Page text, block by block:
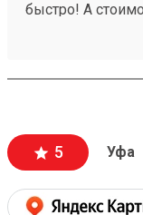
быстро! А
5 Уфа